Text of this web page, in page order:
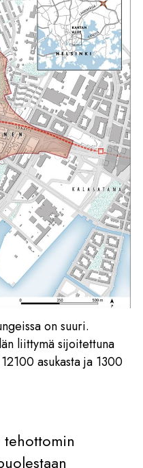
on suuri.
liittymä sijoitettuna
asukasta ja 1300